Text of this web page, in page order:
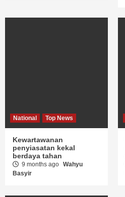
National Top News
Kewartawanan
penyiasatan kekal
berdaya tahan
9 months ago Wahyu
Basyir